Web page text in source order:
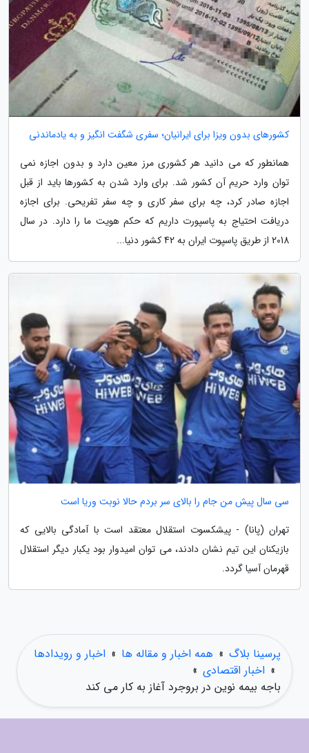
کشورهای بدون ویزا برای ایرانیان؛ سفری شگفت انگیز و به یادماندنی
همانطور که می دانید هر کشوری مرز معین دارد و بدون اجازه نمی
توان وارد حریم آن کشور شد. برای وارد شدن به کشورها باید از قبل
اجازه صادر کرد، چه برای سفر کاری و چه سفر تفریحی. برای اجازه
دریافت احتیاج به پاسپورت داریم که حکم هویت ما را دارد. در سال
2018 از طریق پاسپوت ایران به 42 کشور دنیا...
سی سال پیش من جام را بالای سر بردم حالا نوبت وریا است
تهران (پانا) - پیشکسوت استقلال معتقد است با آمادگی بالایی که
بازیکنان این تیم نشان دادند، می توان امیدوار بود یکبار دیگر استقلال
قهرمان آسیا گردد.
پرسینا بلاگ » همه اخبار و مقاله ها » اخبار و رویدادها
» اخبار اقتصادی »
باجه بیمه نوین در بروجرد آغاز به کار می کند